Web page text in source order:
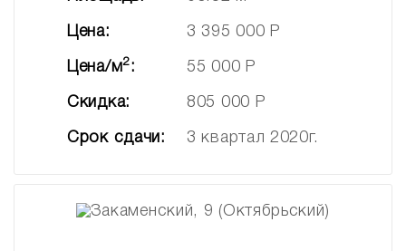
Цена: 3 395 000 Р
Цена/м2: 55 000 Р
Скидка: 805 000 Р
Срок сдачи: 3 квартал 2020г.